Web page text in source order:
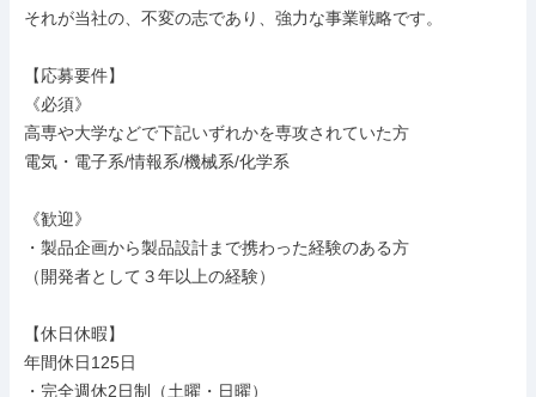
それが当社の、不変の志であり、強力な事業戦略です。
【応募要件】
《必須》
高専や大学などで下記いずれかを専攻されていた方
電気・電子系/情報系/機械系/化学系
《歓迎》
・製品企画から製品設計まで携わった経験のある方
（開発者として３年以上の経験）
【休日休暇】
年間休日125日
・完全週休2日制（土曜・日曜）